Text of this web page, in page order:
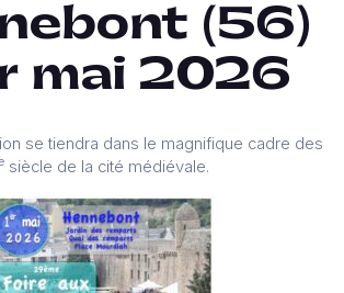
(56)
mai 2026
se tiendra dans le magnifique cadre des
siècle de la cité médiévale.